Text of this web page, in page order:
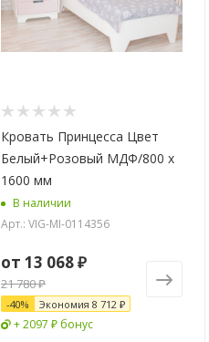
Кровать Принцесса Цвет
Белый+Розовый МДФ/800 х
1600 мм
В наличии
Арт.: VIG-MI-0114356
от 13 068 ₽
21 780 ₽
-40% Экономия 8 712 ₽
+ 2097 ₽ бонус